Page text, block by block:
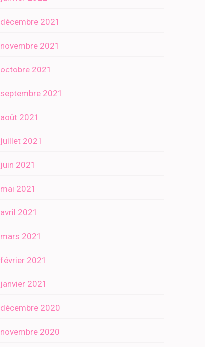
décembre 2021
novembre 2021
octobre 2021
septembre 2021
août 2021
juillet 2021
juin 2021
mai 2021
avril 2021
mars 2021
février 2021
janvier 2021
décembre 2020
novembre 2020